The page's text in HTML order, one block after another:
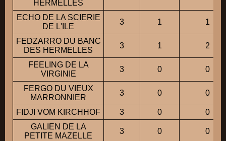
HERMELLES
ECHO DE LA SCIERIE
DE L'ILE
3 1 1
FEDZARRO DU BANC
DES HERMELLES
3 1 2
FEELING DE LA
VIRGINIE
3 0 0
FERGO DU VIEUX
MARRONNIER
3 0 0
FIDJI VOM KIRCHHOF 3 0
0
GALIEN DE LA
PETITE MAZELLE
3 0 0